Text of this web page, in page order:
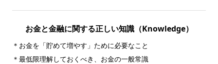
お金と金融に関する正しい知識（Knowledge）
＊お金を「貯めて増やす」ために必要なこと
＊最低限理解しておくべき、お金の一般常識